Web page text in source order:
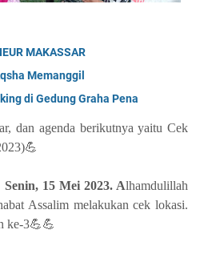
MAKASSAR
Memanggil
di Gedung Graha Pena
dan agenda berikutnya yaitu Cek
Senin, 15 Mei 2023. Alhamdulillah
Assalim melakukan cek lokasi.
ke-3💪💪